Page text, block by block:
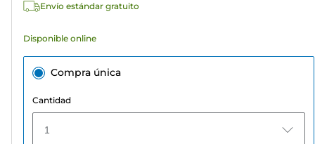
Envío estándar gratuito
Disponible online
Compra única
Cantidad
1